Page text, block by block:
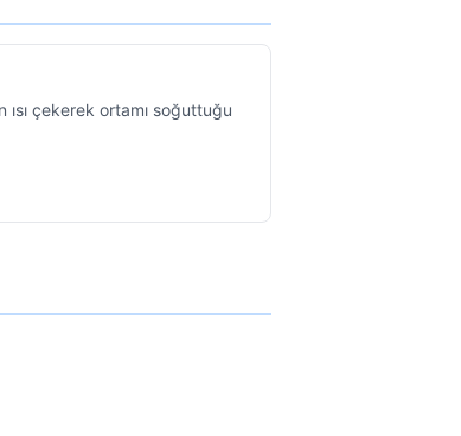
çekerek ortamı soğuttuğu